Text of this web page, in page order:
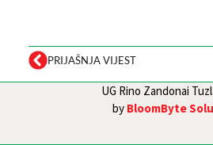
PRIJAŠNJA VIJEST
UG Rino Zandonai
by BloomByte